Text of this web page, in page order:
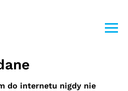
do internetu nigdy nie